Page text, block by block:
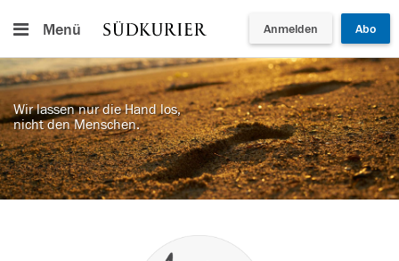
Menü Anmelden Abo
Wir lassen nur die Hand los,
nicht den Menschen.